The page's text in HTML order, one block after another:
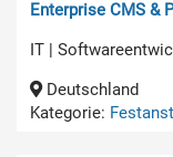
Enterprise CMS &
IT |
Deutschland
Kategorie: